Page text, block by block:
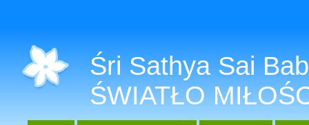
Śri Sathya Sai
ŚWIATŁO